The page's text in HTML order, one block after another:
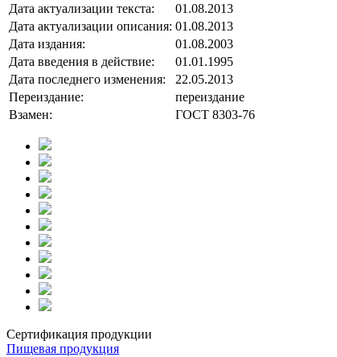
Дата актуализации текста:
01.08.2013
Дата актуализации описания: 01.08.2013
Дата издания:
01.08.2003
Дата введения в действие:
01.01.1995
Дата последнего изменения:
22.05.2013
Переиздание:
переиздание
Взамен:
ГОСТ 8303-76
Сертификация продукции
Пищевая продукция